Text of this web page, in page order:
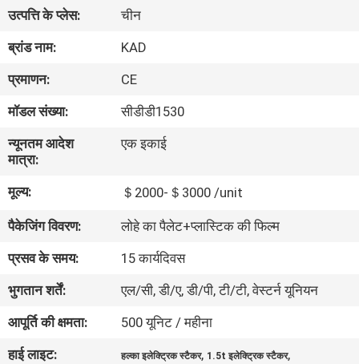
हमारे
कारखाना
भ्रमण
गुणवत्ता
नियंत्रण
संपर्क
करें
उत्पत्ति के प्लेस:
चीन
ब्रांड नाम:
KAD
प्रमाणन:
CE
मॉडल संख्या:
सीडीडी1530
न्यूनतम आदेश
मात्रा:
एक इकाई
मूल्य: ＄2000-＄3000 /unit
पैकेजिंग विवरण:
लोहे का पैलेट+प्लास्टिक की फिल्म
प्रसव के समय:
15 कार्यदिवस
भुगतान शर्तें:
एल/सी, डी/ए, डी/पी, टी/टी, वेस्टर्न यूनियन
आपूर्ति की क्षमता:
500 यूनिट / महीना
हाई लाइट:
हल्का इलेक्ट्रिक स्टैकर, 1.5t इलेक्ट्रिक स्टैकर,